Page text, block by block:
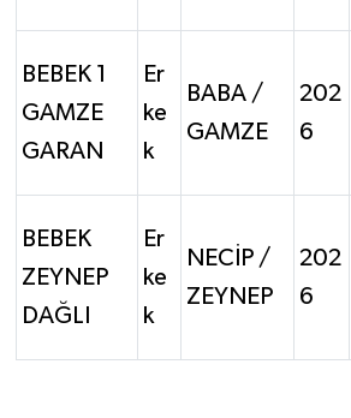
BEBEK 1
GAMZE
GARAN
Er
ke
k
BABA /
GAMZE
202
6
BEBEK
ZEYNEP
DAĞLI
Er
ke
k
NECİP /
ZEYNEP
202
6